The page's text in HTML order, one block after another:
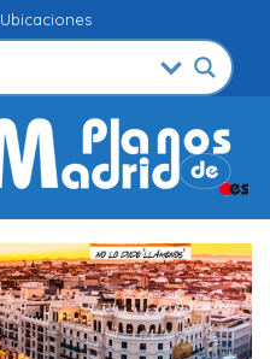
Ubicaciones